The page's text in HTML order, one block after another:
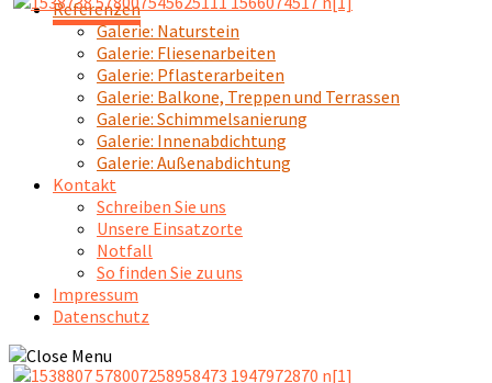
Referenzen
Galerie: Naturstein
Galerie: Fliesenarbeiten
Galerie: Pflasterarbeiten
Galerie: Balkone, Treppen und Terrassen
Galerie: Schimmelsanierung
Galerie: Innenabdichtung
Galerie: Außenabdichtung
Kontakt
Schreiben Sie uns
Unsere Einsatzorte
Notfall
So finden Sie zu uns
Impressum
Datenschutz